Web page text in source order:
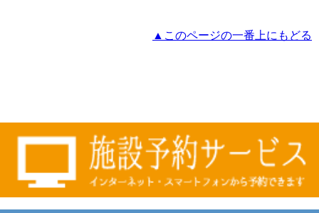
▲このページの一番上にもどる